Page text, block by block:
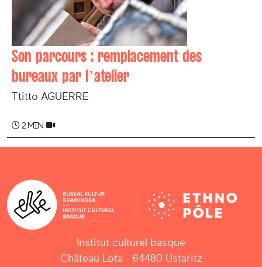
Son parcours : remplacement des
bureaux par l’atelier
Ttitto AGUERRE
2 min
Institut culturel basque
Château Lota - 64480 Ustaritz